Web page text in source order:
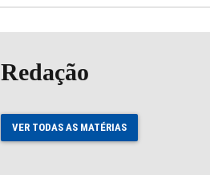
Redação
VER TODAS AS MATÉRIAS